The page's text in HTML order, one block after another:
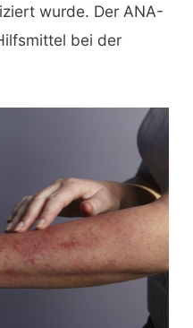
wurde. Der ANA-
bei der